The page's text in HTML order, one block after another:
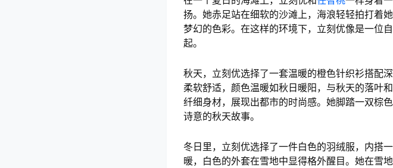
扬。她赤足站在细软的沙滩上，海浪轻轻拍打着
梦幻的色彩。在这样的环境下，立刻优像是一位
起。
秋天，立刻优选择了一套温暖的橙色针织衫搭配
柔软舒适，颜色温暖如秋日暖阳，与秋天的落叶
纤细身材，展现出都市的时尚感。她脚踏一双棕
诗意的秋天故事。
冬日里，立刻优选择了一件白色的羽绒服，内搭
暖，白色的外套在雪地中显得格外醒目。她在雪